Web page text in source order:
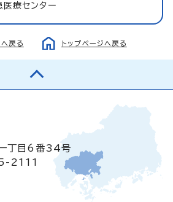
療センター
戻る トップページへ戻る
丁目6番34号
2111